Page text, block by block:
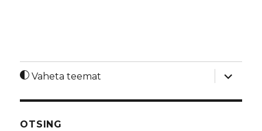
Vaheta teemat
laienda
OTSING